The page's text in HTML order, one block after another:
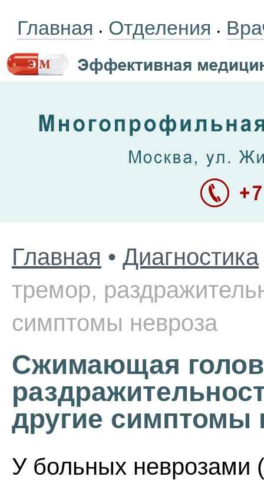
Главная • Отделения •
Главная • Диагностика
тремор,
симптомы невроза
Сжимающая
другие симптомы
У больных неврозами